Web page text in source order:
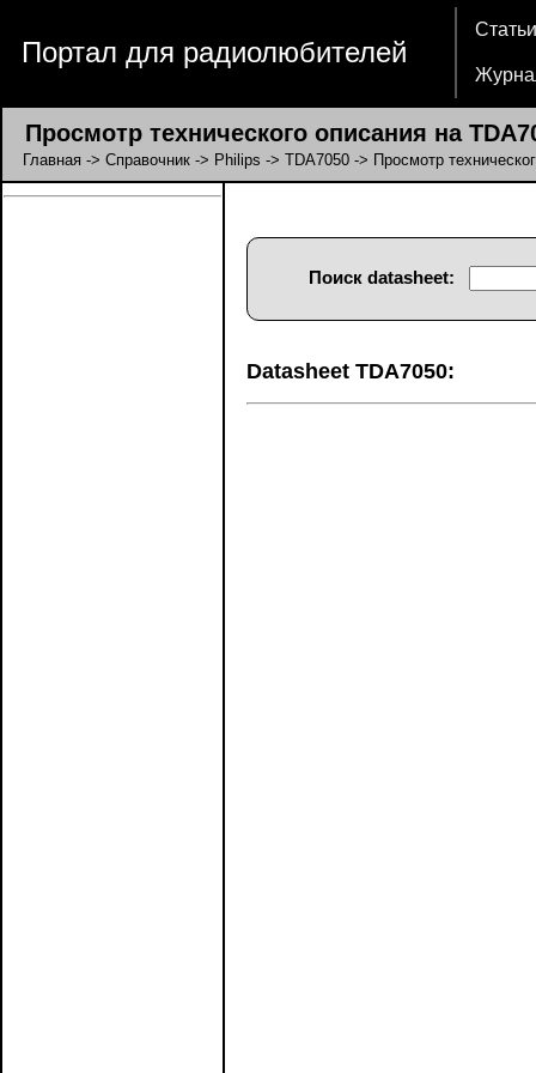
Портал для радиолюбителей
Статьи
Просмотр технического описания на
Главная -> Справочник -> Philips -> TDA7050 -> Просмотр
Поиск datasheet:
Datasheet TDA7050: